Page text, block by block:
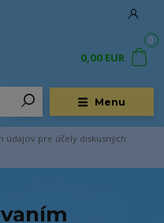
Menu
0
0,00 EUR
údajov pre účely diskusných